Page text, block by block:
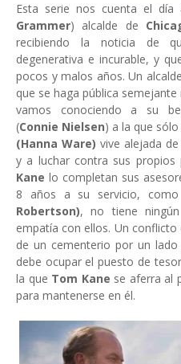
Esta serie nos cuenta el día
Grammer) alcalde de
recibiendo la noticia de
degenerativa e incurable, y
pocos y malos años. Un
que se haga pública
vamos conociendo a su
(Connie Nielsen) a la que
(Hanna Ware)vive alejada
y a luchar contra sus propios
Kane lo completan sus
8 años a su servicio,
Robertson), no tiene
empatía con ellos. Un
de un cementerio por un
debe ocupar el puesto de
la que Tom Kane se aferra al
para mantenerse en él.